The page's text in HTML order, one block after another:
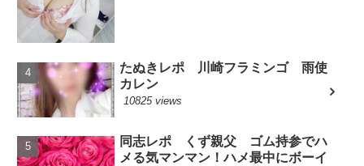
たぬきレポ 川崎フラミンゴ 雨使
カレン
10825 views
同志レポ くず親父 ゴム持参でハ
メる気マンマン！ハメ最中にボーイ